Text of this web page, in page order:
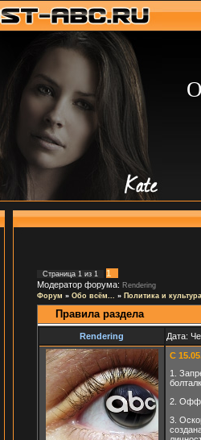
Страница 1 из 1
1
Модератор форума: Rendering
Форум » Обо всём... » Политика и культура
Правила раздела
Rendering Дата:
С
1.
2.
3.